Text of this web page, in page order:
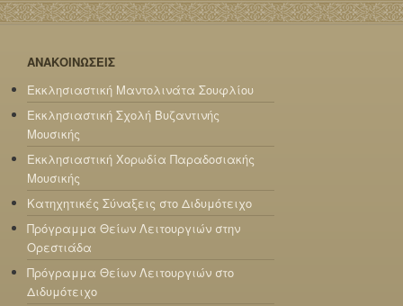
ΑΝΑΚΟΙΝΩΣΕΙΣ
Εκκλησιαστική Μαντολινάτα Σουφλίου
Εκκλησιαστική Σχολή Βυζαντινής
Μουσικής
Εκκλησιαστική Χορωδία Παραδοσιακής
Μουσικής
Κατηχητικές Σύναξεις στο Διδυμότειχο
Πρόγραμμα Θείων Λειτουργιών στην
Ορεστιάδα
Πρόγραμμα Θείων Λειτουργιών στο
Διδυμότειχο